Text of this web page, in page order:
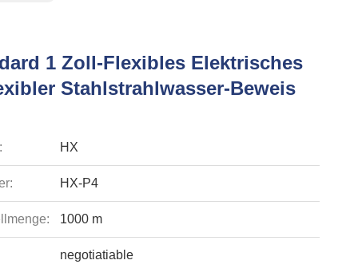
1 Zoll-Flexibles Elektrisches
Stahlstrahlwasser-Beweis
HX
HX-P4
1000 m
negotiatiable